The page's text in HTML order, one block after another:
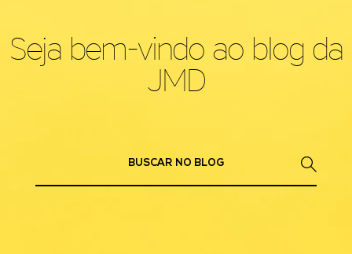
Seja bem-vindo ao blog da
JMD